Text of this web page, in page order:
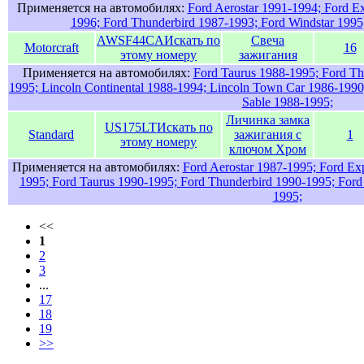
Применяется на автомобилях: Ford Aerostar 1991-1994; Ford
1996; Ford Thunderbird 1987-1993; Ford Windstar
Motorcraft
AWSF44CAИскать по
этому номеру
Свеча
зажигания
16
Применяется на автомобилях: Ford Taurus 1988-1995; Ford
1995; Lincoln Continental 1988-1994; Lincoln Town Car 1986-
Sable 1988-1995;
Standard
US175LTИскать по
этому номеру
Личинка замка
зажигания c
ключом Хром
1
Применяется на автомобилях: Ford Aerostar 1987-1995; Ford
1995; Ford Taurus 1990-1995; Ford Thunderbird 1990-1995;
1995;
<<
1
2
3
...
17
18
19
>>